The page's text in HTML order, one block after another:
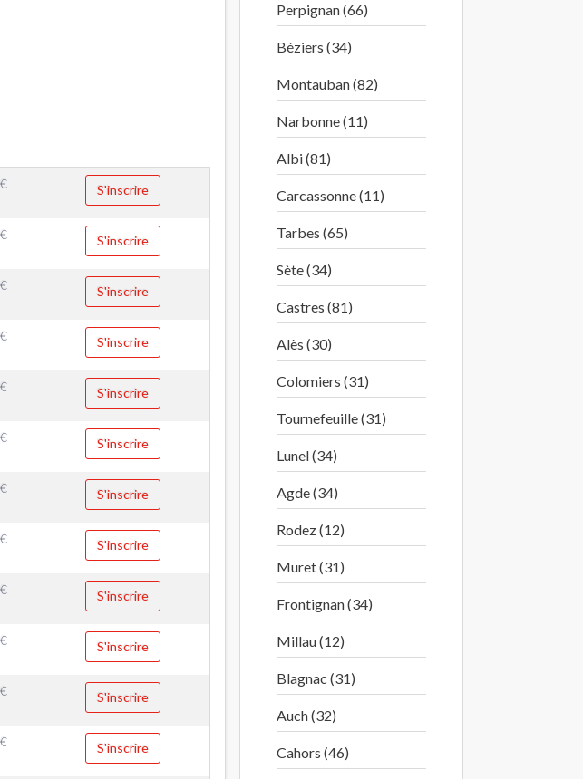
€ S'inscrire
€ S'inscrire
€ S'inscrire
€ S'inscrire
€ S'inscrire
€ S'inscrire
€ S'inscrire
€ S'inscrire
€ S'inscrire
€ S'inscrire
€ S'inscrire
€ S'inscrire
Perpignan (66)
Béziers (34)
Montauban (82)
Narbonne (11)
Albi (81)
Carcassonne (11)
Tarbes (65)
Sète (34)
Castres (81)
Alès (30)
Colomiers (31)
Tournefeuille (31)
Lunel (34)
Agde (34)
Rodez (12)
Muret (31)
Frontignan (34)
Millau (12)
Blagnac (31)
Auch (32)
Cahors (46)